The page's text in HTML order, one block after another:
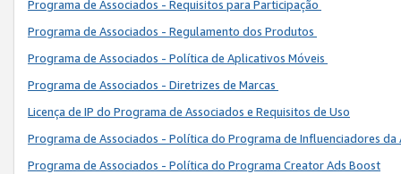
Programa de Associados - Requisitos para Participação
Programa de Associados - Regulamento dos Produtos
Programa de Associados - Política de Aplicativos Móveis
Programa de Associados - Diretrizes de Marcas
Licença de IP do Programa de Associados e Requisitos de Uso
Programa de Associados - Política do Programa de Influenciadores
Programa de Associados - Política do Programa Creator Ads Boost